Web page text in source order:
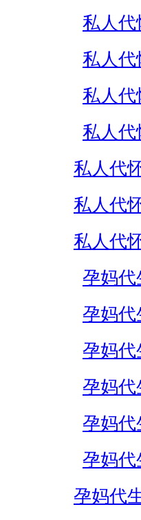
私人代
私人代
私人代
私人代
私人代
私人代
私人代
孕妈代
孕妈代
孕妈代
孕妈代
孕妈代
孕妈代
孕妈代